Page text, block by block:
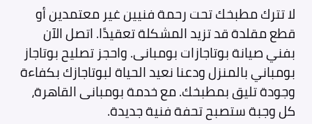
لا تترك مطبخك تحت رحمة فنيين غير معتمدين أو
قطع مقلدة قد تزيد المشكلة تعقيدًا. اتصل الآن
بفني صيانة بوتاجازات بومبانى. واحجز تصليح بوتاجاز
بومباني بالمنزل ودعنا نعيد الحياة لبوتاجازك بكفاءة
وجودة تليق بمطبخك. مع خدمة بومبانى القاهرة،
كل وجبة ستصبح تحفة فنية جديدة.